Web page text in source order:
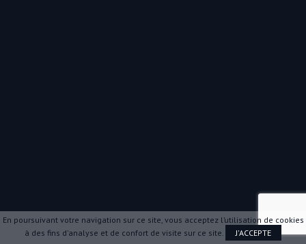
En poursuivant votre navigation sur ce site, vous acceptez l’utilisation de cookies
à des fins d'analyse et de confort de visite sur ce site.
J'ACCEPTE